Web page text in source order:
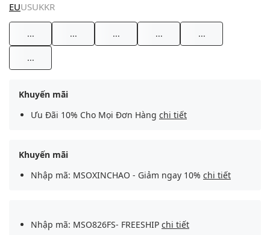
EUUSUKKR
... ... ... ... ...
...
Khuyến mãi
Ưu Đãi 10% Cho Mọi Đơn Hàng chi tiết
Khuyến mãi
Nhập mã: MSOXINCHAO - Giảm ngay 10% chi tiết
Nhập mã: MSO826FS- FREESHIP chi tiết